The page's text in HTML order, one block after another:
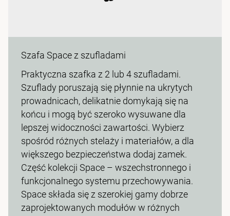
Szafa Space z szufladami
Praktyczna szafka z 2 lub 4 szufladami.
Szuflady poruszają się płynnie na ukrytych
prowadnicach, delikatnie domykają się na
końcu i mogą być szeroko wysuwane dla
lepszej widoczności zawartości. Wybierz
spośród różnych stelaży i materiałów, a dla
większego bezpieczeństwa dodaj zamek.
Część kolekcji Space – wszechstronnego i
funkcjonalnego systemu przechowywania.
Space składa się z szerokiej gamy dobrze
zaprojektowanych modułów w różnych